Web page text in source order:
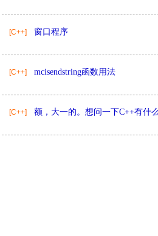
[C++] 窗口程序
[C++] mcisendstring函数用法
[C++] 额，大一的。想问一下C++有什